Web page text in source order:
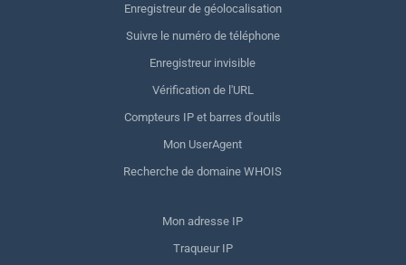
Enregistreur de géolocalisation
Suivre le numéro de téléphone
Enregistreur invisible
Vérification de l'URL
Compteurs IP et barres d'outils
Mon UserAgent
Recherche de domaine WHOIS
Mon adresse IP
Traqueur IP